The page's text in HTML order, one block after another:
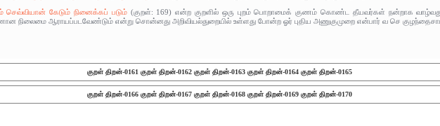
கேடும் நினைக்கப் படும்(குறள்: 169) என்ற குறளில் ஒரு புறம் பொறாமைக் குணம் கொண்ட தீயவர்கள் நன்றாக
நிலைமை ஆராயப்படவேண்டும் என்று சொன்னது அறிவியல்துறையில் உள்ளது போன்ற ஓர் புதிய அணுகுமுறை என்பார் வ செ
குறள் திறன்-0161 குறள் திறன்-0162 குறள் திறன்-0163 குறள் திறன்-0164 குறள் திறன்-0165
குறள் திறன்-0166 குறள் திறன்-0167 குறள் திறன்-0168 குறள் திறன்-0169 குறள் திறன்-0170